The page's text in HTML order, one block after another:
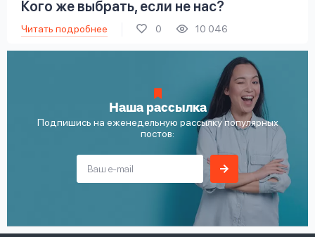
Кого же выбрать, если не нас?
Читать подробнее 0 10 046
Наша рассылка
Подпишись на еженедельную рассылку популярных
постов: